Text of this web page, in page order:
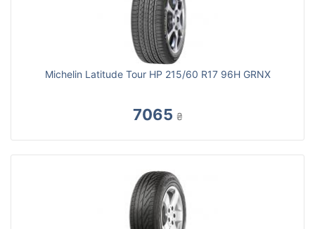
Michelin Latitude Tour HP 215/60 R17 96H GRNX
7065 ₴